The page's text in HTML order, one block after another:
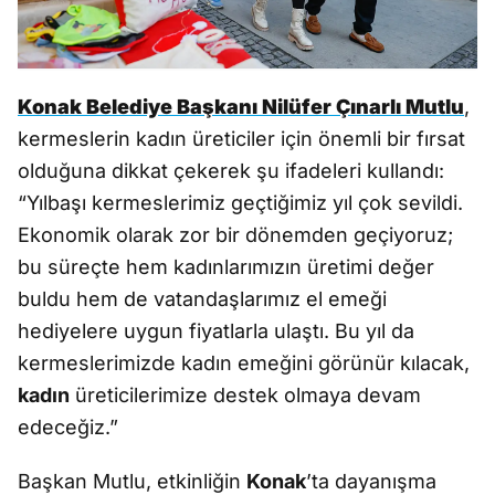
Konak Belediye Başkanı Nilüfer Çınarlı Mutlu,
kermeslerin kadın üreticiler için önemli bir fırsat
olduğuna dikkat çekerek şu ifadeleri kullandı:
“Yılbaşı kermeslerimiz geçtiğimiz yıl çok sevildi.
Ekonomik olarak zor bir dönemden geçiyoruz;
bu süreçte hem kadınlarımızın üretimi değer
buldu hem de vatandaşlarımız el emeği
hediyelere uygun fiyatlarla ulaştı. Bu yıl da
kermeslerimizde kadın emeğini görünür kılacak,
kadın üreticilerimize destek olmaya devam
edeceğiz.”
Başkan Mutlu, etkinliğin Konak’ta dayanışma